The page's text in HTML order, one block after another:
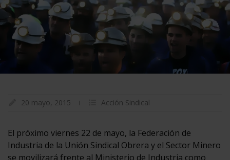
20 mayo, 2015 Acción Sindical
El próximo viernes 22 de mayo, la Federación de
Industria de la Unión Sindical Obrera y el Sector Minero
se movilizará frente al Ministerio de Industria como